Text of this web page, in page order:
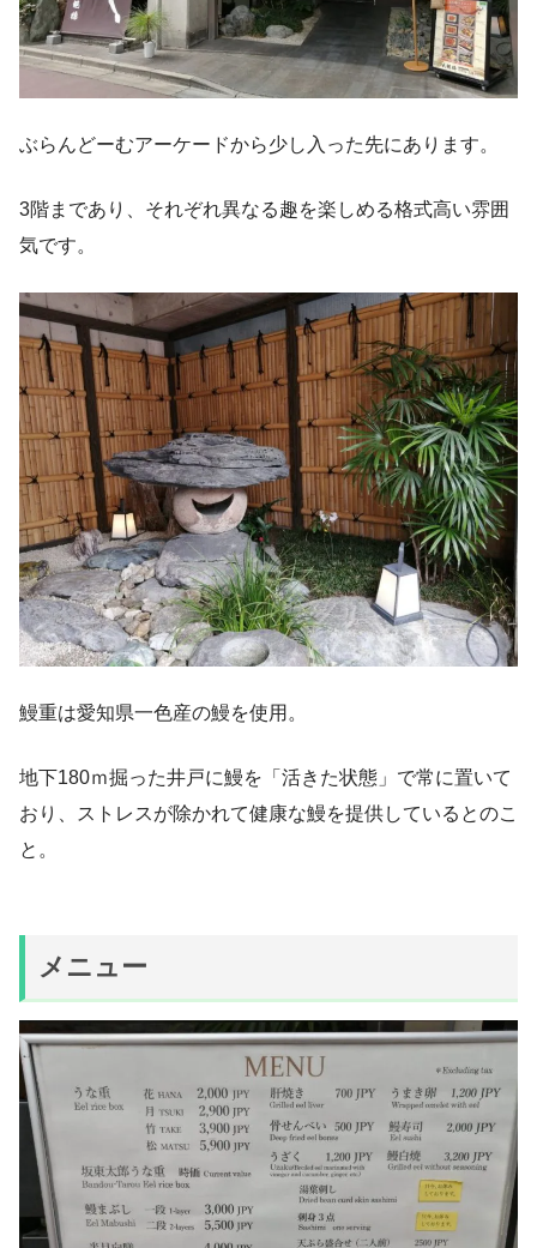
ぶらんどーむアーケードから少し入った先にあります。
3階まであり、それぞれ異なる趣を楽しめる格式高い雰囲
気です。
鰻重は愛知県一色産の鰻を使用。
地下180ｍ掘った井戸に鰻を「活きた状態」で常に置いて
おり、ストレスが除かれて健康な鰻を提供しているとのこ
と。
メニュー